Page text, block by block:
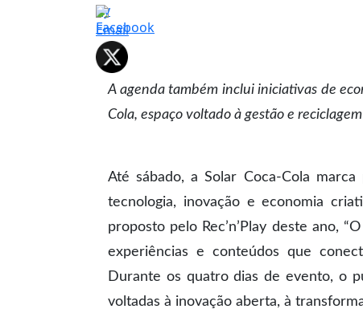
A agenda também inclui iniciativas de
Cola, espaço voltado à gestão e
Até sábado, a Solar Coca-Cola
tecnologia, inovação e economia
proposto pelo Rec’n’Play deste ano,
experiências e conteúdos que
Durante os quatro dias de evento, o
voltadas à inovação aberta, à